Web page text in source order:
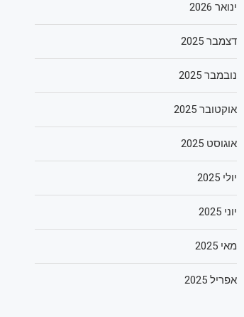
ינואר 2026
דצמבר 2025
נובמבר 2025
אוקטובר 2025
אוגוסט 2025
יולי 2025
יוני 2025
מאי 2025
אפריל 2025